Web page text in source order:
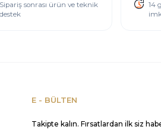
Sipariş sonrası ürün ve teknik
destek
14
E - BÜLTEN
Takipte kalın. Fırsatlardan ilk siz